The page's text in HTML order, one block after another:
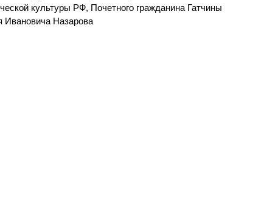
культуры РФ, Почетного гражданина Гатчины
Ивановича Назарова